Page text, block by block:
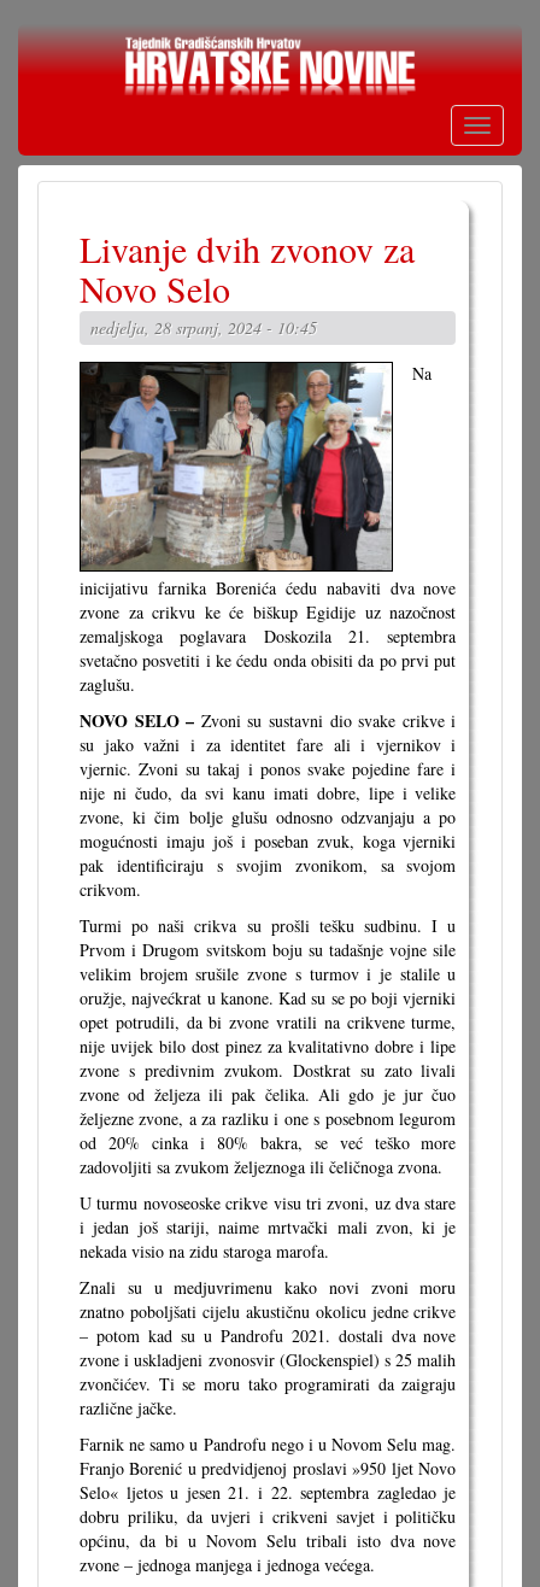
Skoči
Toggle
Livanje dvih zvonov za
Novo Selo
nedjelja, 28 srpanj, 2024 - 10:45
Na
inicijativu farnika Borenića ćedu nabaviti dva nove
zvone za crikvu ke će biškup Egidije uz nazočnost
zemaljskoga poglavara Doskozila 21. septembra
svetačno posvetiti i ke ćedu onda obisiti da po prvi put
zaglušu.
NOVO SELO – Zvoni su sustavni dio svake crikve i
su jako važni i za identitet fare ali i vjernikov i
vjernic. Zvoni su takaj i ponos svake pojedine fare i
nije ni čudo, da svi kanu imati dobre, lipe i velike
zvone, ki čim bolje glušu odnosno odzvanjaju a po
mogućnosti imaju još i poseban zvuk, koga vjerniki
pak identificiraju s svojim zvonikom, sa svojom
crikvom.
Turmi po naši crikva su prošli tešku sudbinu. I u
Prvom i Drugom svitskom boju su tadašnje vojne sile
velikim brojem srušile zvone s turmov i je stalile u
oružje, najvećkrat u kanone. Kad su se po boji vjerniki
opet potrudili, da bi zvone vratili na crikvene turme,
nije uvijek bilo dost pinez za kvalitativno dobre i lipe
zvone s predivnim zvukom. Dostkrat su zato livali
zvone od željeza ili pak čelika. Ali gdo je jur čuo
željezne zvone, a za razliku i one s posebnom legurom
od 20% cinka i 80% bakra, se već teško more
zadovoljiti sa zvukom željeznoga ili čeličnoga zvona.
U turmu novoseoske crikve visu tri zvoni, uz dva stare
i jedan još stariji, naime mrtvački mali zvon, ki je
nekada visio na zidu staroga marofa.
Znali su u medjuvrimenu kako novi zvoni moru
znatno poboljšati cijelu akustičnu okolicu jedne crikve
– potom kad su u Pandrofu 2021. dostali dva nove
zvone i uskladjeni zvonosvir (Glockenspiel) s 25 malih
zvončićev. Ti se moru tako programirati da zaigraju
različne jačke.
Farnik ne samo u Pandrofu nego i u Novom Selu mag.
Franjo Borenić u predvidjenoj proslavi »950 ljet Novo
Selo« ljetos u jesen 21. i 22. septembra zagledao je
dobru priliku, da uvjeri i crikveni savjet i političku
općinu, da bi u Novom Selu tribali isto dva nove
zvone – jednoga manjega i jednoga većega.